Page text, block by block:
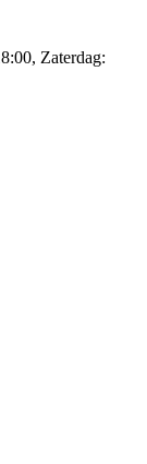
Zaterdag: